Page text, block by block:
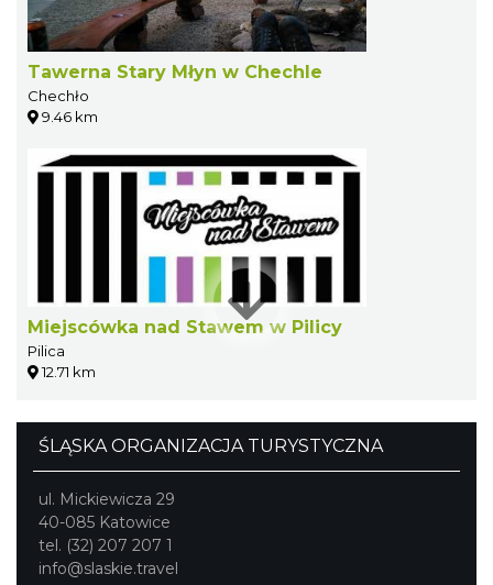
Tawerna Stary Młyn w Chechle
Chechło
9.46 km
Miejscówka nad Stawem w Pilicy
Pilica
12.71 km
ŚLĄSKA ORGANIZACJA TURYSTYCZNA
ul. Mickiewicza 29
40-085 Katowice
tel. (32) 207 207 1
info@slaskie.travel